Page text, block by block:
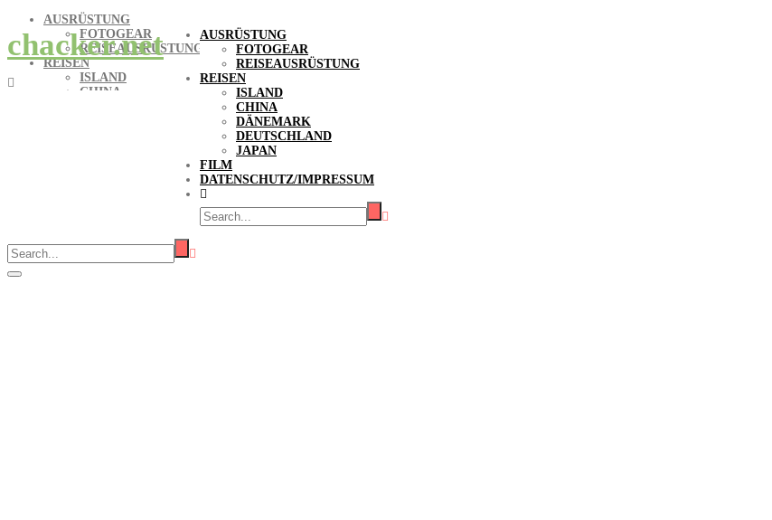
chacker.net
AUSRÜSTUNG
FOTOGEAR
REISEAUSRÜSTUNG
REISEN
ISLAND
CHINA
DÄNEMARK
DEUTSCHLAND
JAPAN
FILM
DATENSCHUTZ/IMPRESSUM
AUSRÜSTUNG
FOTOGEAR
REISEAUSRÜSTUNG
REISEN
ISLAND
CHINA
DATENSCHUTZ/IMPRESSUM